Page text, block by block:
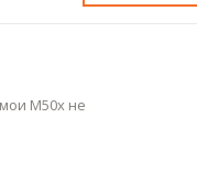
M50x не